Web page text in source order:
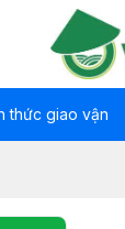
thức giao vận